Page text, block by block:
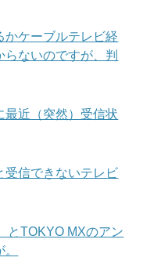
かケーブルテレビ経
ないのですが、判
最近（突然）受信状
受信できないテレビ
とTOKYO MXのアン